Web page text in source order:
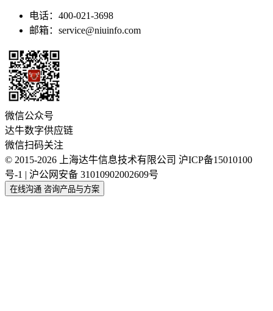
电话：400-021-3698
邮箱：service@niuinfo.com
微信公众号
达牛数字供应链
微信扫码关注
© 2015-2026 上海达牛信息技术有限公司 沪ICP备15010100
号-1 | 沪公网安备 31010902002609号
在线沟通 咨询产品与方案